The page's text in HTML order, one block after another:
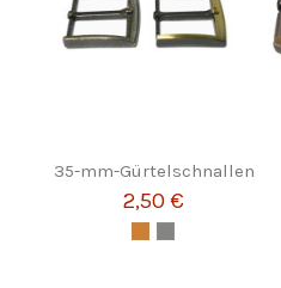
35-mm-Gürtelschnallen
2,50 €